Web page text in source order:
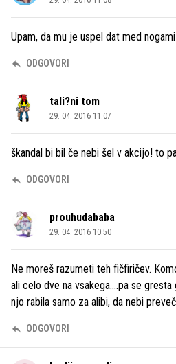
Upam, da mu je uspel dat med nogami
ODGOVORI
tali?ni tom
29. 04. 2016 11.07
škandal bi bil če nebi šel v akcijo! to
ODGOVORI
prouhudababa
29. 04. 2016 10.50
Ne moreš razumeti teh fičfiričev.
ali celo dve na vsakega....pa se
njo rabila samo za alibi, da nebi
ODGOVORI